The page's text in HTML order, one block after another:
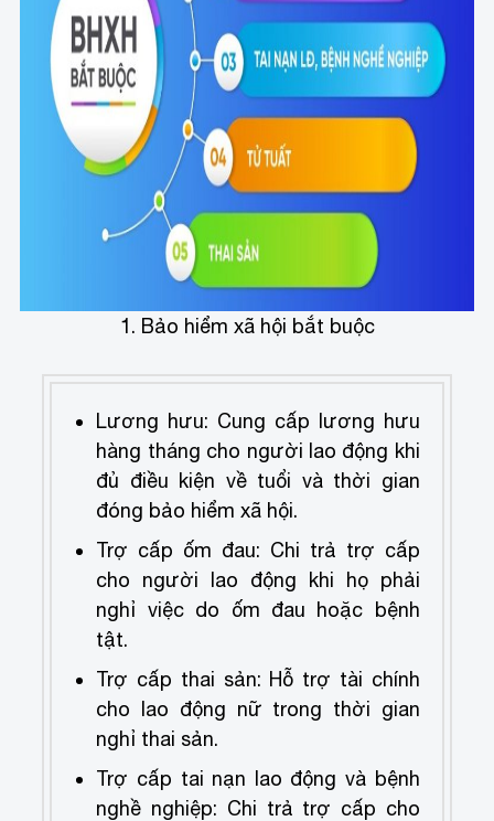
1. Bảo hiểm xã hội bắt buộc
Lương hưu: Cung cấp lương hưu
hàng tháng cho người lao động khi
đủ điều kiện về tuổi và thời gian
đóng bảo hiểm xã hội.
Trợ cấp ốm đau: Chi trả trợ cấp
cho người lao động khi họ phải
nghỉ việc do ốm đau hoặc bệnh
tật.
Trợ cấp thai sản: Hỗ trợ tài chính
cho lao động nữ trong thời gian
nghỉ thai sản.
Trợ cấp tai nạn lao động và bệnh
nghề nghiệp: Chi trả trợ cấp cho